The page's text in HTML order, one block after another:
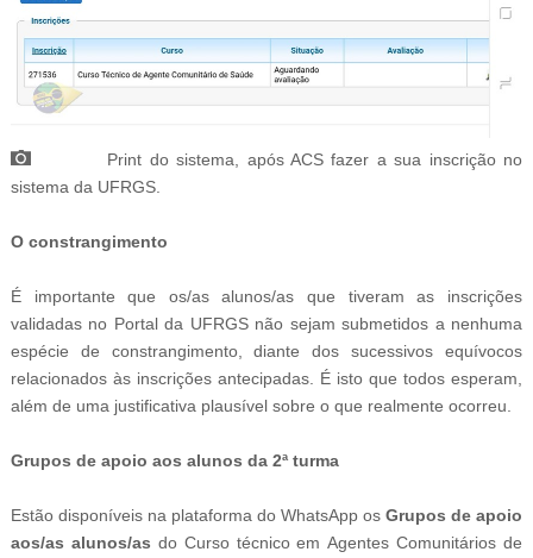
Print do sistema, após ACS fazer a sua inscrição no
sistema da UFRGS.
O constrangimento
É importante que os/as alunos/as que tiveram as inscrições
validadas no Portal da UFRGS não sejam submetidos a nenhuma
espécie de constrangimento, diante dos sucessivos equívocos
relacionados às inscrições antecipadas. É isto que todos esperam,
além de uma justificativa plausível sobre o que realmente ocorreu.
Grupos de apoio aos alunos da 2ª turma
Estão disponíveis na plataforma do WhatsApp osGrupos de apoio
aos/as alunos/as do Curso técnico emAgentes Comunitários de